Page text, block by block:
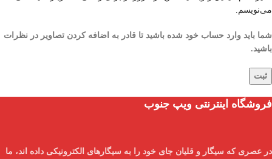
می‌نویسم.
شما باید وارد حساب خود شده باشید تا قادر به اضافه کردن تصاویر در نظرات
باشید.
فروشگاه اینترنتی ویپ جنوب
در عصری که سیگار و قلیان جای خود را به سیگارهای الکترونیکی داده اند، ما